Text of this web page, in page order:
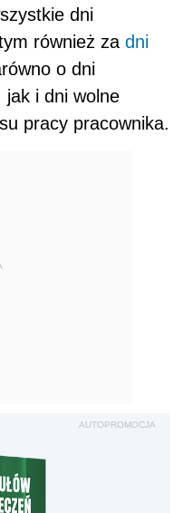
dni
również za dni
o dni
jak i dni wolne
pracy pracownika.
AUTOPROMOCJA